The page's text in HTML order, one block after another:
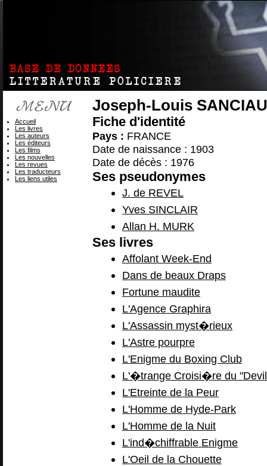
Joseph-Louis
Fiche d'identité
Pays : FRANCE
Date de naissance : 1903
Date de décès : 1976
Ses pseudonymes
J. de REVEL
Yves SINCLAIR
Allan H. MURK
Ses livres
Affolant Week-End
Dans de beaux Draps
Fortune maudite
L'Agence Graphira
L'Assassin myst�rieux
L'Astre pourpre
L'Enigme du Boxing Club
L'�trange Croisi�re du
L'Etreinte de la Peur
L'Homme de Hyde-Park
L'Homme de la Nuit
L'ind�chiffrable Enigme
L'Oeil de la Chouette
Accueil
Les livres
Les auteurs
Les éditeurs
Les films
Les nouvelles
Les revues
Les traducteurs
Les liens utiles